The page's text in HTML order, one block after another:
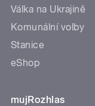
Válka na Ukrajině
Komunální volby
Stanice
eShop
mujRozhlas